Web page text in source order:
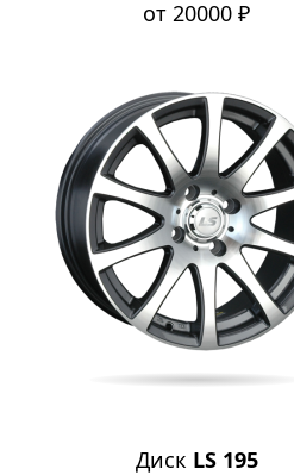
от 20000 ₽
Диск LS 195